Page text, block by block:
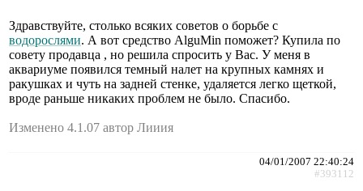
Здравствуйте, столько всяких советов о борьбе с
водорослями. А вот средство AlguMin поможет? Купила по
совету продавца , но решила спросить у Вас. У меня в
аквариуме появился темный налет на крупных камнях и
ракушках и чуть на задней стенке, удаляется легко щеткой,
вроде раньше никаких проблем не было. Спасибо.
Изменено 4.1.07 автор Лииия
04/01/2007 22:40:24
#393112